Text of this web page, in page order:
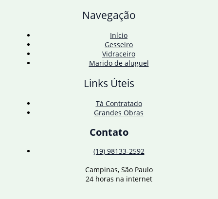
Navegação
Início
Gesseiro
Vidraceiro
Marido de aluguel
Links Úteis
Tá Contratado
Grandes Obras
Contato
(19) 98133-2592
Campinas, São Paulo
24 horas na internet